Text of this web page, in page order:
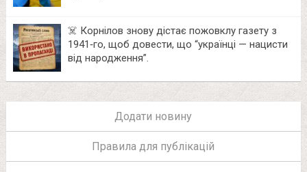
☠️ Корнілов знову дістає пожовклу газету з
1941‑го, щоб довести, що “українці — нацисти
від народження”.
Додати новину
Правила для публікацій